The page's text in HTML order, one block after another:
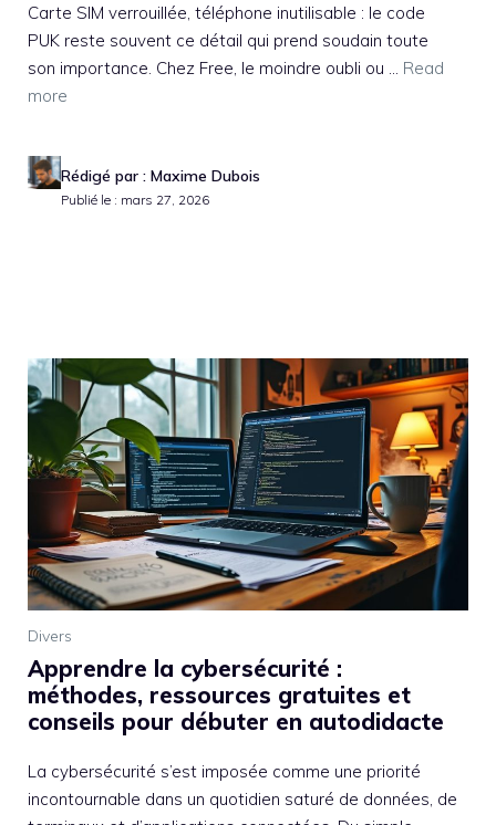
Carte SIM verrouillée, téléphone inutilisable : le code
PUK reste souvent ce détail qui prend soudain toute
son importance. Chez Free, le moindre oubli ou ... Read
more
Rédigé par : Maxime Dubois
Publié le : mars 27, 2026
Divers
Apprendre la cybersécurité :
méthodes, ressources gratuites et
conseils pour débuter en autodidacte
La cybersécurité s’est imposée comme une priorité
incontournable dans un quotidien saturé de données, de